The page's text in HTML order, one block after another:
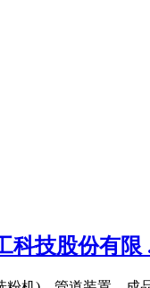
科技股份有限